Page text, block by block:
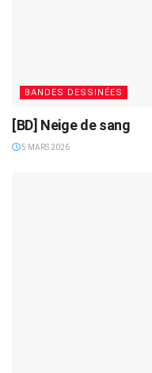
BANDES DESSINÉES
[BD] Neige de sang
5 MARS 2026